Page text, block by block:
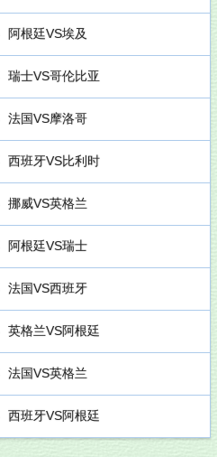
阿根廷VS埃及
瑞士VS哥伦比亚
法国VS摩洛哥
西班牙VS比利时
挪威VS英格兰
阿根廷VS瑞士
法国VS西班牙
英格兰VS阿根廷
法国VS英格兰
西班牙VS阿根廷